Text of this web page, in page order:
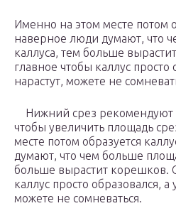
Именно на этом месте потом
наверное люди думают, что
каллуса, тем больше
главное чтобы каллус
нарастут, можете не
Нижний срез рекомендуют
чтобы увеличить площадь
месте потом образуется
думают, что чем больше
больше вырастит корешков.
каллус просто образовался, а
можете не сомневаться.